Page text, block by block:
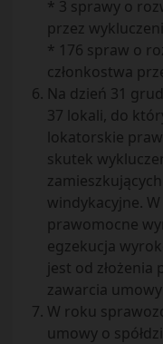
* 3 sprawy o
przez
* 176 spraw o
członkostwa
Na dzień 31
37 lokali, do
lokatorskie
skutek
windykacyjne.
prawomocne
egzekucja
jest od
zawarcia
W roku
umowy o